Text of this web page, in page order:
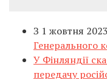
З 1 жовтня
Генерального
У Фінляндії
передачу